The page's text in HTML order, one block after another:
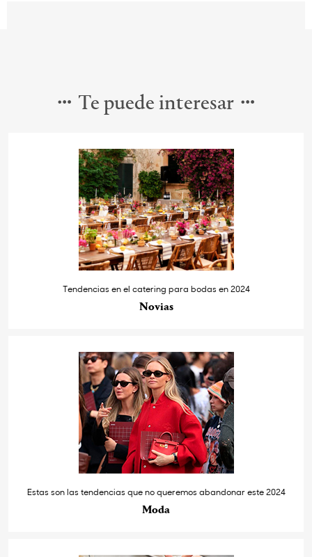
Te puede interesar
Tendencias en el catering para bodas en 2024
Novias
Estas son las tendencias que no queremos abandonar este 2024
Moda